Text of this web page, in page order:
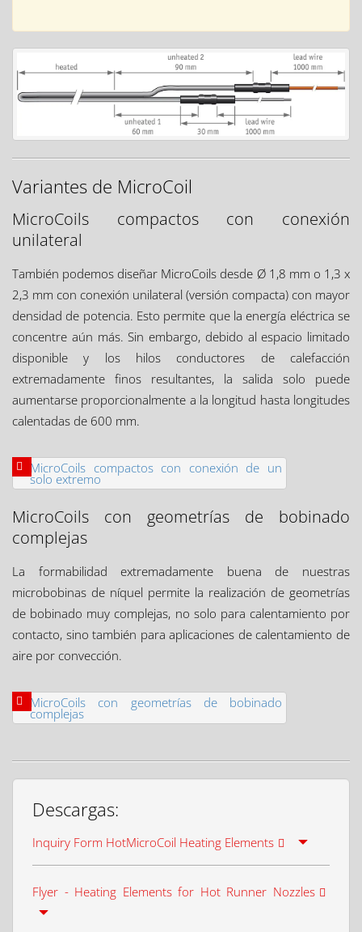
Variantes de MicroCoil
MicroCoils compactos con conexión
unilateral
También podemos diseñar MicroCoils desde Ø 1,8 mm o 1,3 x
2,3 mm con conexión unilateral (versión compacta) con mayor
densidad de potencia. Esto permite que la energía eléctrica se
concentre aún más. Sin embargo, debido al espacio limitado
disponible y los hilos conductores de calefacción
extremadamente finos resultantes, la salida solo puede
aumentarse proporcionalmente a la longitud hasta longitudes
calentadas de 600 mm.
MicroCoils con geometrías de bobinado
complejas
La formabilidad extremadamente buena de nuestras
microbobinas de níquel permite la realización de geometrías
de bobinado muy complejas, no solo para calentamiento por
contacto, sino también para aplicaciones de calentamiento de
aire por convección.
Descargas:
Inquiry Form HotMicroCoil Heating Elements
Flyer - Heating Elements for Hot Runner Nozzles